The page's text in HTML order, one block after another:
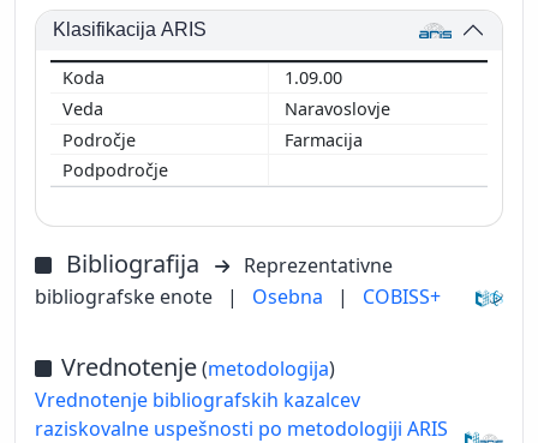
Klasifikacija ARIS
1.09.00
Naravoslovje
Farmacija
Bibliografija
Reprezentativne
bibliografske enote
| Osebna | COBISS+
Vrednotenje(metodologija)
Vrednotenje bibliografskih kazalcev
raziskovalne uspešnosti po metodologiji ARIS